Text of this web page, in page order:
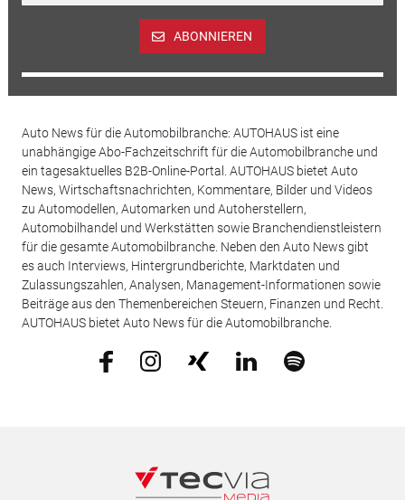
ABONNIEREN
Auto News für die Automobilbranche: AUTOHAUS ist eine
unabhängige Abo-Fachzeitschrift für die Automobilbranche und
ein tagesaktuelles B2B-Online-Portal. AUTOHAUS bietet Auto
News, Wirtschaftsnachrichten, Kommentare, Bilder und Videos
zu Automodellen, Automarken und Autoherstellern,
Automobilhandel und Werkstätten sowie Branchendienstleistern
für die gesamte Automobilbranche. Neben den Auto News gibt
es auch Interviews, Hintergrundberichte, Marktdaten und
Zulassungszahlen, Analysen, Management-Informationen sowie
Beiträge aus den Themenbereichen Steuern, Finanzen und Recht.
AUTOHAUS bietet Auto News für die Automobilbranche.